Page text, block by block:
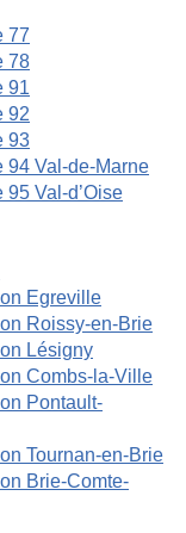
77
78
91
92
93
94 Val-de-Marne
Val-d’Oise
Egreville
Roissy-en-Brie
Lésigny
Combs-la-Ville
Pontault-
Tournan-en-Brie
Brie-Comte-